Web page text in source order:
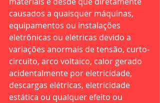
causados a quaisquer máquinas,
equipamentos ou instalações
eletrônicas ou elétricas devido a
variações anormais de tensão, curto-
circuito, arco voltaico, calor gerado
acidentalmente por eletricidade,
descargas elétricas, eletricidade
estática ou qualquer efeito ou